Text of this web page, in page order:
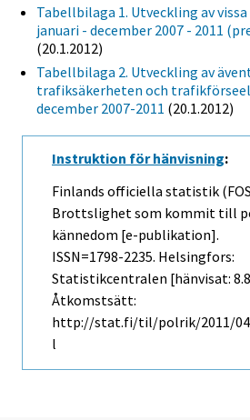
Tabellbilaga 1. Utveckling av
januari - december 2007 - 2011
(20.1.2012)
Tabellbilaga 2. Utveckling av
trafiksäkerheten och
december 2007-2011 (20.1.2012)
Instruktion för hänvisning:
Finlands officiella statistik
Brottslighet som kommit till
kännedom [e-publikation].
ISSN=1798-2235. Helsingfors:
Statistikcentralen [hänvisat:
Åtkomstsätt:
http://stat.fi/til/polrik/2011/
l